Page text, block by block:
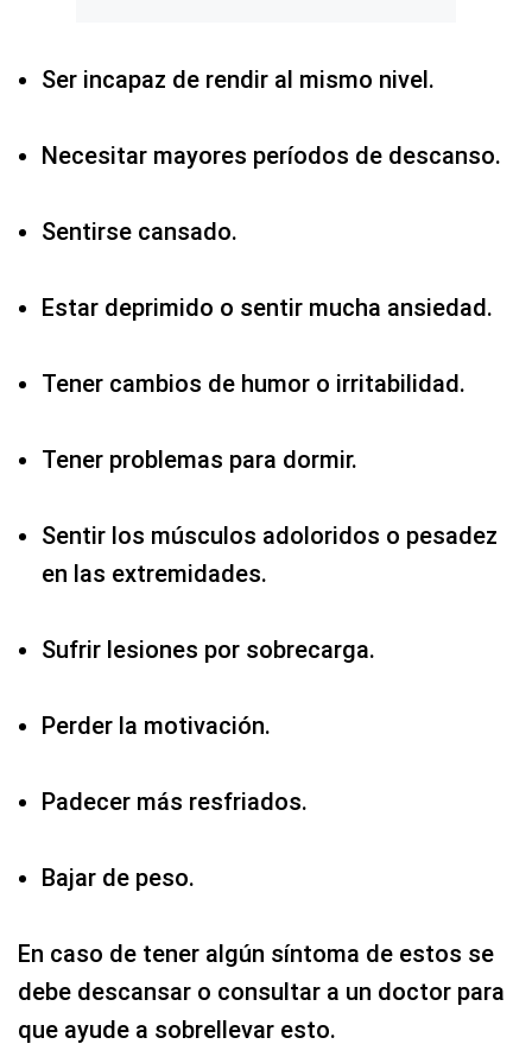
Ser incapaz de rendir al mismo nivel.
Necesitar mayores períodos de descanso.
Sentirse cansado.
Estar deprimido o sentir mucha ansiedad.
Tener cambios de humor o irritabilidad.
Tener problemas para dormir.
Sentir los músculos adoloridos o pesadez
en las extremidades.
Sufrir lesiones por sobrecarga.
Perder la motivación.
Padecer más resfriados.
Bajar de peso.
En caso de tener algún síntoma de estos se
debe descansar o consultar a un doctor para
que ayude a sobrellevar esto.